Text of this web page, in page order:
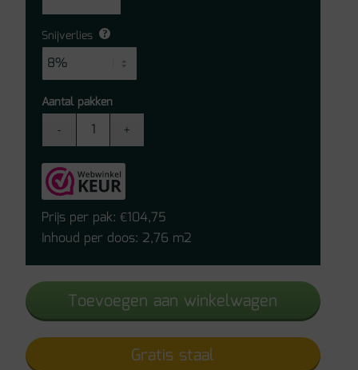
Snijverlies
Aantal pakken
Vivafloors
Luxor
Click
PVC
7210
aantal
Prijs per pak:€104,75
Inhoud per doos: 2,76 m2
Toevoegen aan winkelwagen
Gratis staal